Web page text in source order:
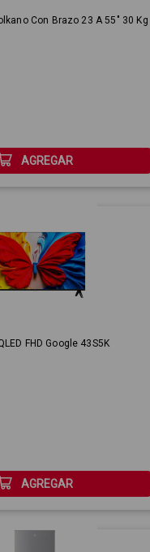
Con Brazo 23 A 55" 30 Kg
AGREGAR
FHD Google 43S5K
AGREGAR